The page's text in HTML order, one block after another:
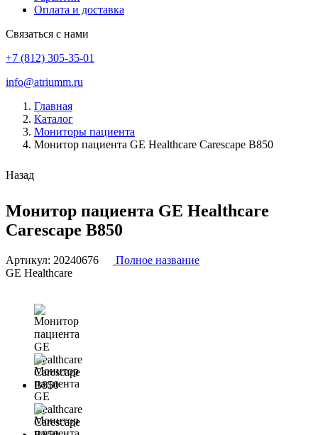
Оплата и доставка
Связаться с нами
+7 (812) 305-35-01
info@atriumm.ru
Главная
Каталог
Мониторы пациента
Монитор пациента GE Healthcare Carescape B850
Назад
Монитор пациента GE Healthcare
Carescape B850
Артикул: 20240676
Полное название
GE Healthcare